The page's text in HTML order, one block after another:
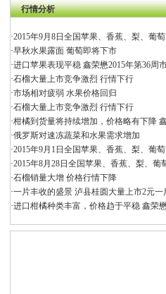
行情分析
·2015年9月8日全国苹果、香蕉、梨、葡
·早秋水果露面 葡萄即将下市
·进口苹果表现平稳 鑫荣懋2015年第36周
·石榴大量上市竞争激烈 行情下行
·市场相对疲弱 水果价格回归
·石榴大量上市竞争激烈 行情下行
·柑橘到货量将持续增加，价格略有下降
·俄罗斯对速冻蔬菜和水果需求增加
·2015年9月1日全国苹果、香蕉、梨、葡
·2015年8月28日全国苹果、香蕉、梨、葡
·石榴销量大增 价格行情下降
·一片丰收的盛景 泸县桂圆大量上市2元一
·进口柑橘种类丰富，价格趋于平稳 鑫荣